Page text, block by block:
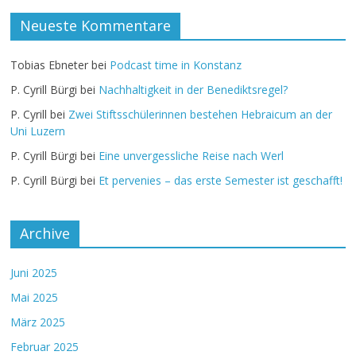
Neueste Kommentare
Tobias Ebneter bei Podcast time in Konstanz
P. Cyrill Bürgi bei Nachhaltigkeit in der Benediktsregel?
P. Cyrill bei Zwei Stiftsschülerinnen bestehen Hebraicum an der
Uni Luzern
P. Cyrill Bürgi bei Eine unvergessliche Reise nach Werl
P. Cyrill Bürgi bei Et pervenies – das erste Semester ist geschafft!
Archive
Juni 2025
Mai 2025
März 2025
Februar 2025